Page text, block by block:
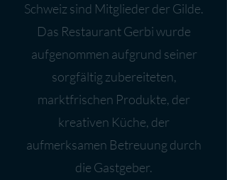
Schweiz sind Mitglieder der Gilde.
Das Restaurant Gerbi wurde
aufgenommen aufgrund seiner
sorgfältig zubereiteten,
marktfrischen Produkte, der
kreativen Küche, der
aufmerksamen Betreuung durch
die Gastgeber.